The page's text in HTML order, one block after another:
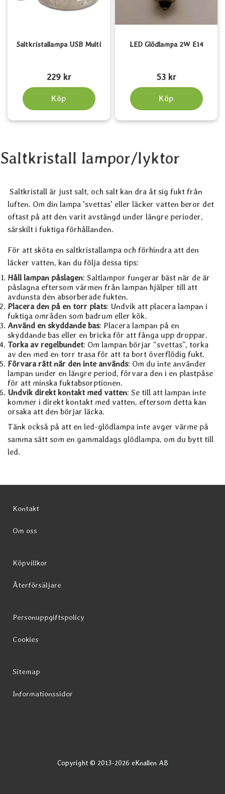
Saltkristallampa USB Multi
229 kr
Köp
LED Glödlampa 2W E14
53 kr
Köp
Saltkristall lampor/lyktor
Saltkristall är just salt, och salt kan dra åt sig fukt från
luften. Om din lampa ‘svettas’ eller läcker vatten beror det
oftast på att den varit avstängd under längre perioder,
särskilt i fuktiga förhållanden.
För att sköta en saltkristallampa och förhindra att den
läcker vatten, kan du följa dessa tips:
Håll lampan påslagen: Saltlampor fungerar bäst när de är
påslagna eftersom värmen från lampan hjälper till att
avdunsta den absorberade fukten.
Placera den på en torr plats: Undvik att placera lampan i
fuktiga områden som badrum eller kök.
Använd en skyddande bas: Placera lampan på en
skyddande bas eller en bricka för att fånga upp droppar.
Torka av regelbundet: Om lampan börjar “svettas”, torka
av den med en torr trasa för att ta bort överflödig fukt.
Förvara rätt när den inte används: Om du inte använder
lampan under en längre period, förvara den i en plastpåse
för att minska fuktabsorptionen.
Undvik direkt kontakt med vatten: Se till att lampan inte
kommer i direkt kontakt med vatten, eftersom detta kan
orsaka att den börjar läcka.
Tänk också på att en led-glödlampa inte avger värme på
samma sätt som en gammaldags glödlampa, om du bytt till
led.
Kontakt
Om oss
Köpvillkor
Återförsäljare
Personuppgiftspolicy
Cookies
Sitemap
Informationssidor
Copyright © 2013-2026 eKnallen AB